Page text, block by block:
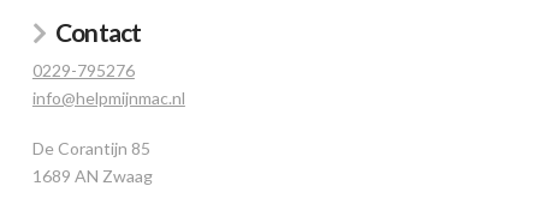
Contact
0229-795276
info@helpmijnmac.nl
De Corantijn 85
1689 AN Zwaag